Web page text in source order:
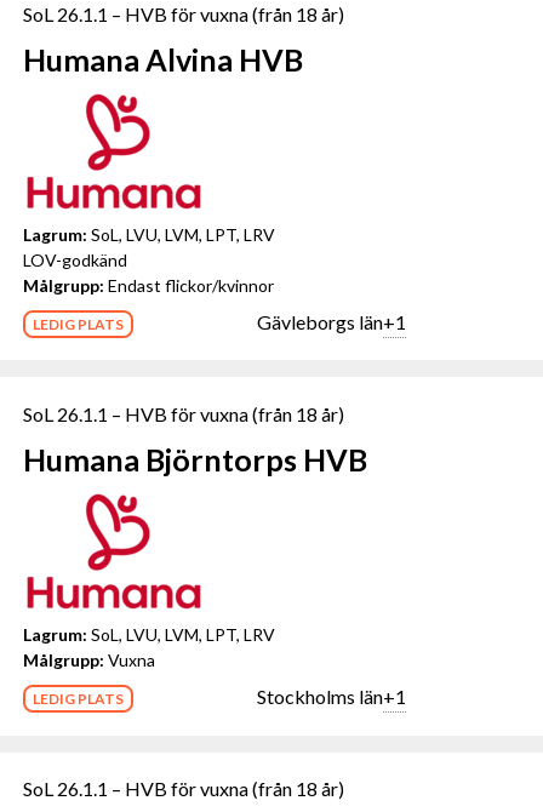
SoL 26.1.1 – HVB för vuxna (från 18 år)
Gävleborgs län+1
Humana Alvina HVB
Lagrum: SoL, LVU, LVM, LPT, LRV
LOV-godkänd
Målgrupp: Endast flickor/kvinnor
LEDIG PLATS
SoL 26.1.1 – HVB för vuxna (från 18 år)
Stockholms län+1
Humana Björntorps HVB
Lagrum: SoL, LVU, LVM, LPT, LRV
Målgrupp: Vuxna
LEDIG PLATS
SoL 26.1.1 – HVB för vuxna (från 18 år)